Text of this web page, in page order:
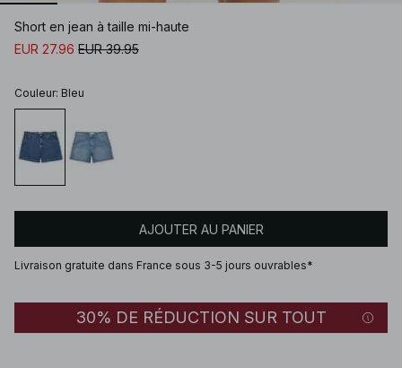
Short en jean à taille mi-haute
EUR 27.96 EUR 39.95
Couleur: Bleu
AJOUTER AU PANIER
Livraison gratuite dans France sous 3-5 jours ouvrables*
30% DE RÉDUCTION SUR TOUT